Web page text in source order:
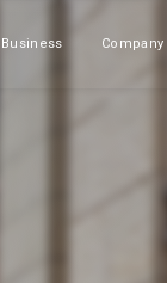
Business
事業内容 Company
会社概要